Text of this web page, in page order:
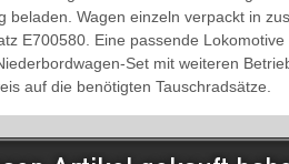
beladen. Wagen einzeln verpackt in
E700580. Eine passende
Set mit weiteren
auf die benötigten Tauschradsätze.